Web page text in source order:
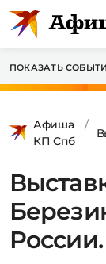
ПОКАЗАТЬ
Афиша
КП Спб